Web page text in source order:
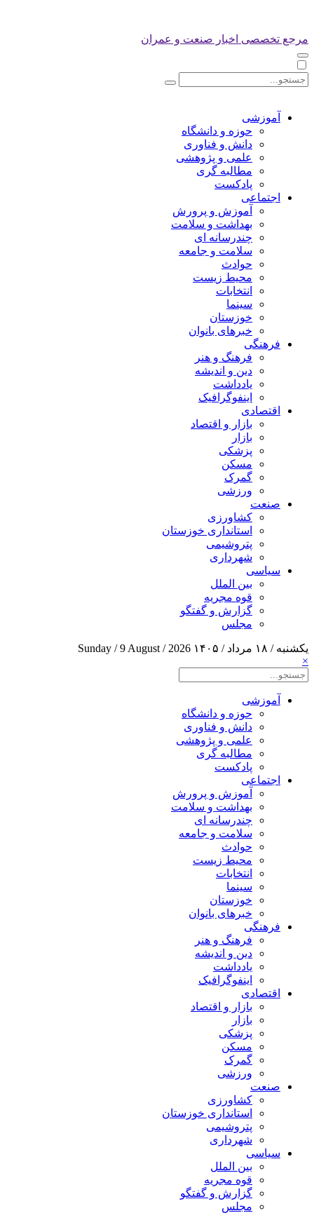
مرجع تخصصی اخبار صنعت و عمران
آموزشی
حوزه و دانشگاه
دانش و فناوری
علمی و پژوهشی
مطالبه گری
پادکست
اجتماعی
آموزش و پرورش
بهداشت و سلامت
چندرسانه ای
سلامت و جامعه
حوادث
محیط زیست
انتخابات
سینما
خوزستان
خبرهای بانوان
فرهنگی
فرهنگ و هنر
دین و اندیشه
یادداشت
اینفوگرافیک
اقتصادی
بازار و اقتصاد
بازار
پزشکی
مسکن
گمرک
ورزشی
صنعت
کشاورزی
استانداری خوزستان
پتروشیمی
شهرداری
سیاسی
بین الملل
قوه مجریه
گزارش و گفتگو
مجلس
یکشنبه / ۱۸ مرداد / ۱۴۰۵
Sunday / 9 August / 2026
×
آموزشی
حوزه و دانشگاه
دانش و فناوری
علمی و پژوهشی
مطالبه گری
پادکست
اجتماعی
آموزش و پرورش
بهداشت و سلامت
چندرسانه ای
سلامت و جامعه
حوادث
محیط زیست
انتخابات
سینما
خوزستان
خبرهای بانوان
فرهنگی
فرهنگ و هنر
دین و اندیشه
یادداشت
اینفوگرافیک
اقتصادی
بازار و اقتصاد
بازار
پزشکی
مسکن
گمرک
ورزشی
صنعت
کشاورزی
استانداری خوزستان
پتروشیمی
شهرداری
سیاسی
بین الملل
قوه مجریه
گزارش و گفتگو
مجلس